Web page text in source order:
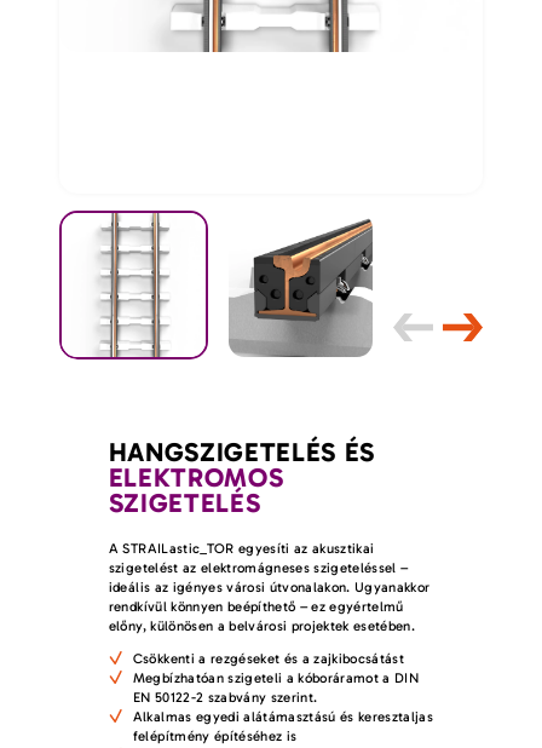
HANGSZIGETELÉS ÉS
ELEKTROMOS
SZIGETELÉS
A STRAILastic_TOR egyesíti az akusztikai
szigetelést az elektromágneses szigeteléssel –
ideális az igényes városi útvonalakon. Ugyanakkor
rendkívül könnyen beépíthető – ez egyértelmű
előny, különösen a belvárosi projektek esetében.
Csökkenti a rezgéseket és a zajkibocsátást
Megbízhatóan szigeteli a kóboráramot a DIN
EN 50122-2 szabvány szerint.
Alkalmas egyedi alátámasztású és keresztaljas
felépítmény építéséhez is